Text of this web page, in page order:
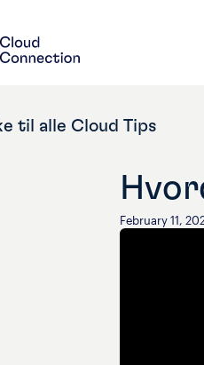
til alle Cloud Tips
February 11,